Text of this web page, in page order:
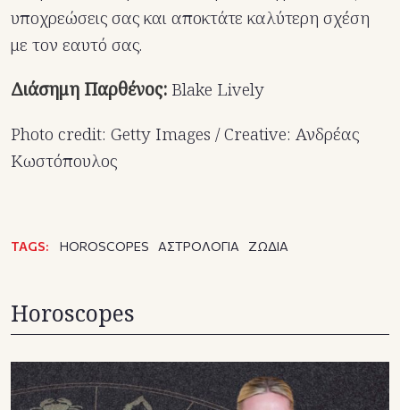
υποχρεώσεις σας και αποκτάτε καλύτερη σχέση
με τον εαυτό σας.
Διάσημη Παρθένος: Blake Lively
Photo credit: Getty Images / Creative: Ανδρέας
Κωστόπουλος
TAGS: HOROSCOPES ΑΣΤΡΟΛΟΓΙΑ ΖΩΔΙΑ
Horoscopes